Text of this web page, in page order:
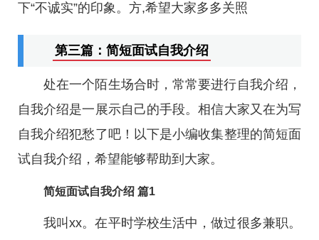
下“不诚实”的印象。方,希望大家多多关照
第三篇：简短面试自我介绍
处在一个陌生场合时，常常要进行自我介绍，
自我介绍是一展示自己的手段。相信大家又在为写
自我介绍犯愁了吧！以下是小编收集整理的简短面
试自我介绍，希望能够帮助到大家。
简短面试自我介绍 篇1
我叫xx。在平时学校生活中，做过很多兼职。